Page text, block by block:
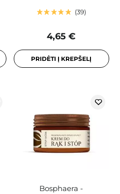
39
4,65 €
PRIDĖTI Į KREPŠELĮ
Bosphaera -